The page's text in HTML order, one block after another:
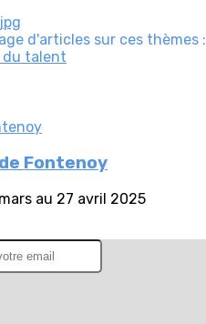
d'articles sur ces thèmes :
du talent
Fontenoy
au 27 avril 2025